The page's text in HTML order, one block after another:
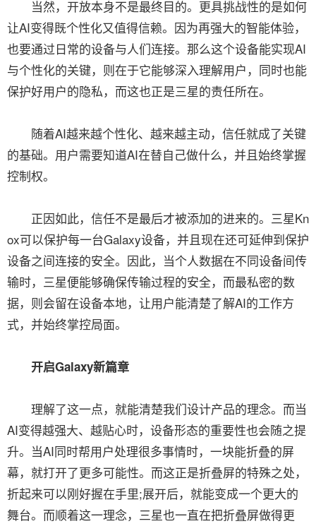
当然，开放本身不是最终目的。更具挑战性的是如何
让AI变得既个性化又值得信赖。因为再强大的智能体验，
也要通过日常的设备与人们连接。那么这个设备能实现AI
与个性化的关键，则在于它能够深入理解用户，同时也能
保护好用户的隐私，而这也正是三星的责任所在。
随着AI越来越个性化、越来越主动，信任就成了关键
的基础。用户需要知道AI在替自己做什么，并且始终掌握
控制权。
正因如此，信任不是最后才被添加的进来的。三星Kn
ox可以保护每一台Galaxy设备，并且现在还可延伸到保护
设备之间连接的安全。因此，当个人数据在不同设备间传
输时，三星便能够确保传输过程的安全，而最私密的数
据，则会留在设备本地，让用户能清楚了解AI的工作方
式，并始终掌控局面。
开启Galaxy新篇章
理解了这一点，就能清楚我们设计产品的理念。而当
AI变得越强大、越贴心时，设备形态的重要性也会随之提
升。当AI同时帮用户处理很多事情时，一块能折叠的屏
幕，就打开了更多可能性。而这正是折叠屏的特殊之处，
折起来可以刚好握在手里;展开后，就能变成一个更大的
舞台。而顺着这一理念，三星也一直在把折叠屏做得更